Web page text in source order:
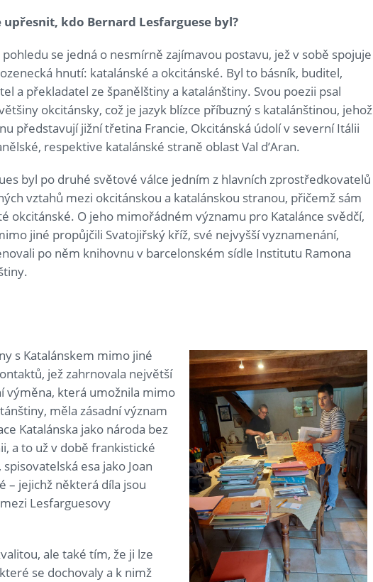
upřesnit, kdo Bernard Lesfarguese byl?
se jedná o nesmírně zajímavou postavu, jež v sobě spojuje
hnutí: katalánské a okcitánské. Byl to básník, buditel,
a překladatel ze španělštiny a katalánštiny. Svou poezii psal
okcitánsky, což je jazyk blízce příbuzný s katalánštinou, jehož
představují jižní třetina Francie, Okcitánská údolí v severní Itálii
respektive katalánské straně oblast Val d’Aran.
byl po druhé světové válce jedním z hlavních zprostředkovatelů
vztahů mezi okcitánskou a katalánskou stranou, přičemž sám
okcitánské. O jeho mimořádném významu pro Katalánce svědčí,
jiné propůjčili Svatojiřský kříž, své nejvyšší vyznamenání,
po něm knihovnu v barcelonském sídle Institutu Ramona
s Katalánskem mimo jiné
jež zahrnovala největší
výměna, která umožnila mimo
měla zásadní význam
Katalánska jako národa bez
a to už v době frankistické
esa jako Joan
– jejichž některá díla jsou
Lesfarguesovy
ale také tím, že ji lze
se dochovaly a k nimž